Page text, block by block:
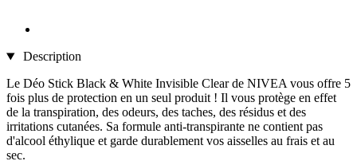
Description
Le Déo Stick Black & White Invisible Clear de NIVEA vous offre 5
fois plus de protection en un seul produit ! Il vous protège en effet
de la transpiration, des odeurs, des taches, des résidus et des
irritations cutanées. Sa formule anti-transpirante ne contient pas
d'alcool éthylique et garde durablement vos aisselles au frais et au
sec.